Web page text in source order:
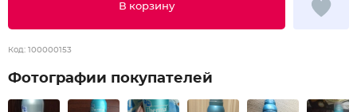
В корзину
Код: 100000153
Фотографии покупателей